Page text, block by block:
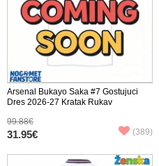
Arsenal Bukayo Saka #7 Gostujuci
Dres 2026-27 Kratak Rukav
99.88€
31.95€ (389)